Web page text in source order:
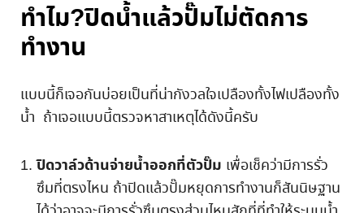
ทำไม?ปิดน้ำแล้วปั๊มไม่ตัดการ
ทำงาน
แบบนี้ก็เจอกันบ่อยเป็นที่น่ากังวลใจเปลืองทั้งไฟเปลืองทั้ง
น้ำ ถ้าเจอแบบนี้ตรวจหาสาเหตุได้ดังนี้ครับ
ปิดวาล์วด้านจ่ายน้ำออกที่ตัวปั๊ม เพื่อเช็คว่ามีการรั่ว
ซึมที่ตรงไหน ถ้าปิดแล้วปั๊มหยุดการทำงานก็สันนิษฐาน